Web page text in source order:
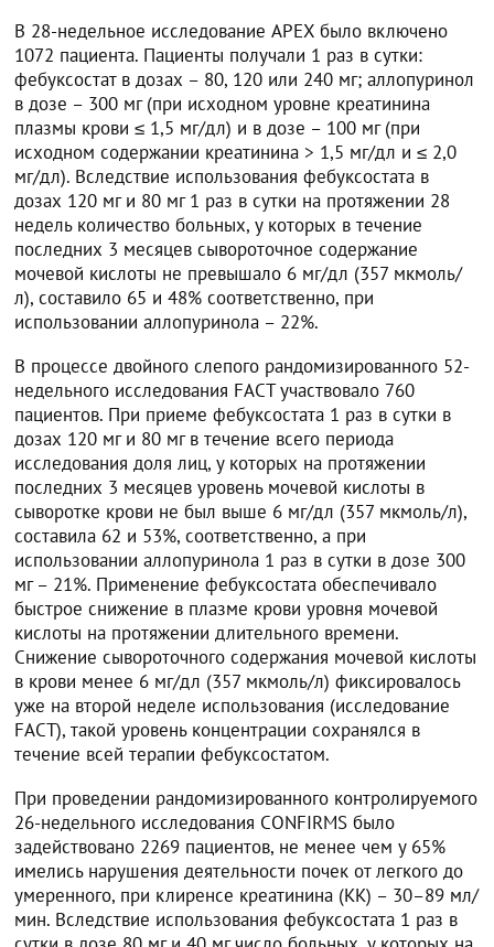
В 28-недельное исследование APEX было включено
1072 пациента. Пациенты получали 1 раз в сутки:
фебуксостат в дозах – 80, 120 или 240 мг; аллопуринол
в дозе – 300 мг (при исходном уровне креатинина
плазмы крови ≤ 1,5 мг/дл) и в дозе – 100 мг (при
исходном содержании креатинина > 1,5 мг/дл и ≤ 2,0
мг/дл). Вследствие использования фебуксостата в
дозах 120 мг и 80 мг 1 раз в сутки на протяжении 28
недель количество больных, у которых в течение
последних 3 месяцев сывороточное содержание
мочевой кислоты не превышало 6 мг/дл (357 мкмоль/
л), составило 65 и 48% соответственно, при
использовании аллопуринола – 22%.
В процессе двойного слепого рандомизированного 52-
недельного исследования FACT участвовало 760
пациентов. При приеме фебуксостата 1 раз в сутки в
дозах 120 мг и 80 мг в течение всего периода
исследования доля лиц, у которых на протяжении
последних 3 месяцев уровень мочевой кислоты в
сыворотке крови не был выше 6 мг/дл (357 мкмоль/л),
составила 62 и 53%, соответственно, а при
использовании аллопуринола 1 раз в сутки в дозе 300
мг – 21%. Применение фебуксостата обеспечивало
быстрое снижение в плазме крови уровня мочевой
кислоты на протяжении длительного времени.
Снижение сывороточного содержания мочевой кислоты
в крови менее 6 мг/дл (357 мкмоль/л) фиксировалось
уже на второй неделе использования (исследование
FACT), такой уровень концентрации сохранялся в
течение всей терапии фебуксостатом.
При проведении рандомизированного контролируемого
26-недельного исследования CONFIRMS было
задействовано 2269 пациентов, не менее чем у 65%
имелись нарушения деятельности почек от легкого до
умеренного, при клиренсе креатинина (КК) – 30–89 мл/
мин. Вследствие использования фебуксостата 1 раз в